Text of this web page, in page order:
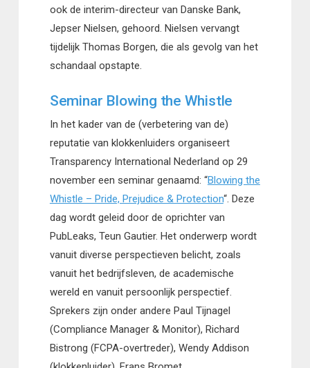
ook de interim-directeur van Danske Bank,
Jepser Nielsen, gehoord. Nielsen vervangt
tijdelijk Thomas Borgen, die als gevolg van het
schandaal opstapte.
Seminar Blowing the Whistle
In het kader van de (verbetering van de)
reputatie van klokkenluiders organiseert
Transparency International Nederland op 29
november een seminar genaamd: “Blowing the
Whistle – Pride, Prejudice & Protection“. Deze
dag wordt geleid door de oprichter van
PubLeaks, Teun Gautier. Het onderwerp wordt
vanuit diverse perspectieven belicht, zoals
vanuit het bedrijfsleven, de academische
wereld en vanuit persoonlijk perspectief.
Sprekers zijn onder andere Paul Tijnagel
(Compliance Manager & Monitor), Richard
Bistrong (FCPA-overtreder), Wendy Addison